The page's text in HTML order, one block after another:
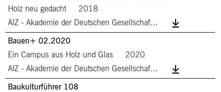
Holz neu gedacht
2018
AIZ - Akademie der Deutschen Gesellschaf…
Bauen+ 02.2020
Ein Campus aus Holz und Glas
2020
AIZ - Akademie der Deutschen Gesellschaf…
Baukulturführer 108